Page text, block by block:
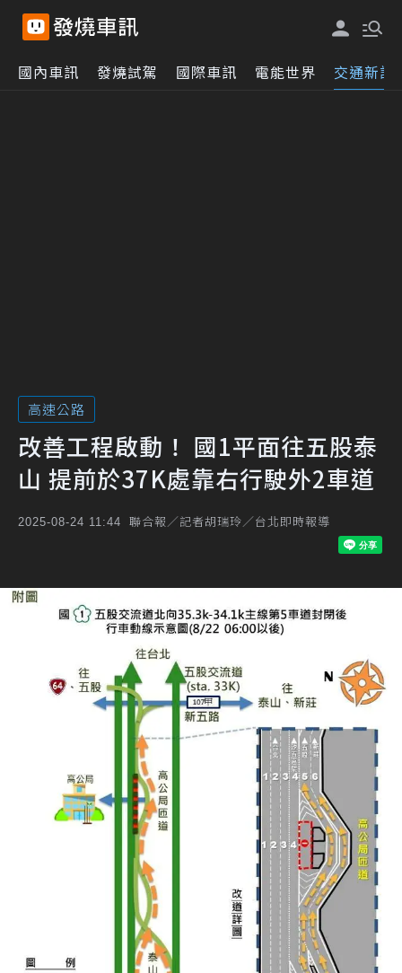
國內車訊 發燒試駕 國際車訊 電能世界 交通新訊
高速公路
改善工程啟動！ 國1平面往五股泰
山 提前於37K處靠右行駛外2車道
2025-08-24 11:44 聯合報／記者胡瑞玲／台北即時報導